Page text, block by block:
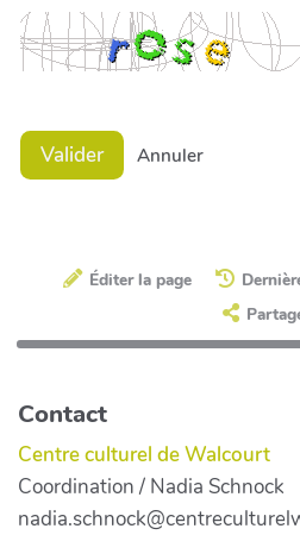
Valider Annuler
Éditer la page
Contact
Centre culturel de Walcourt
Coordination / Nadia Schnock